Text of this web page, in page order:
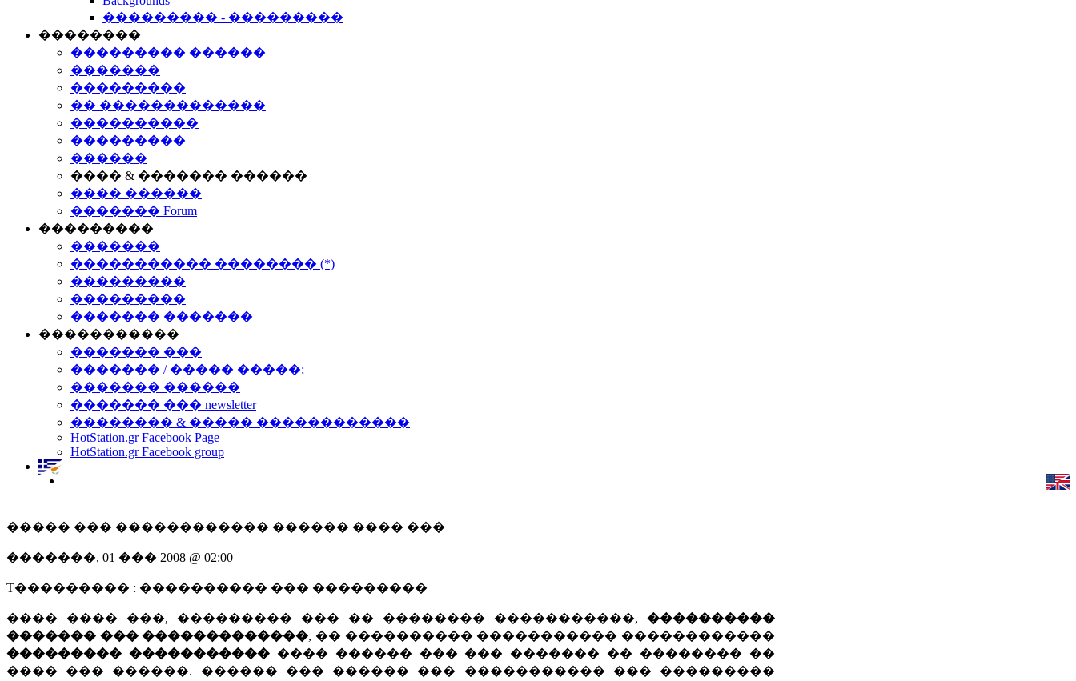
��������� - ���������
��������
��������� ������
�������
���������
�� �������������
����������
���������
������
���� & ������� ������
���� ������
������� Forum
���������
�������
����������� �������� (*)
���������
���������
������� �������
�����������
������� ���
������� / ����� �����;
������� ������
������� ��� newsletter
�������� & ����� ������������
HotStation.gr Facebook Page
HotStation.gr Facebook group
����� ��� ������������ ������ ���� ���
�������, 01 ��� 2008 @ 02:00
T��������� : ���������� ��� ���������
���� ���� ���, ��������� ��� �� �������� �����������, ����������
������� ��� �������������, �� ���������� ����������� ������������
��������� ��������������� ������ ��� ��� ������� �� �������� ��
���� ��� ������. ������ ��� ������ ��� ����������� ��� ���������